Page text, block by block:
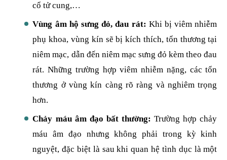
cổ tử cung,…
Vùng âm hộ sưng đỏ, đau rát: Khi bị viêm nhiễm
phụ khoa, vùng kín sẽ bị kích thích, tổn thương tại
niêm mạc, dẫn đến niêm mạc sưng đỏ kèm theo đau
rát. Những trường hợp viêm nhiễm nặng, các tổn
thương ở vùng kín càng rõ ràng và nghiêm trọng
hơn.
Chảy máu âm đạo bất thường:Trường hợp chảy
máu âm đạo nhưng không phải trong kỳ kinh
nguyệt, đặc biệt là sau khi quan hệ tình dục là một